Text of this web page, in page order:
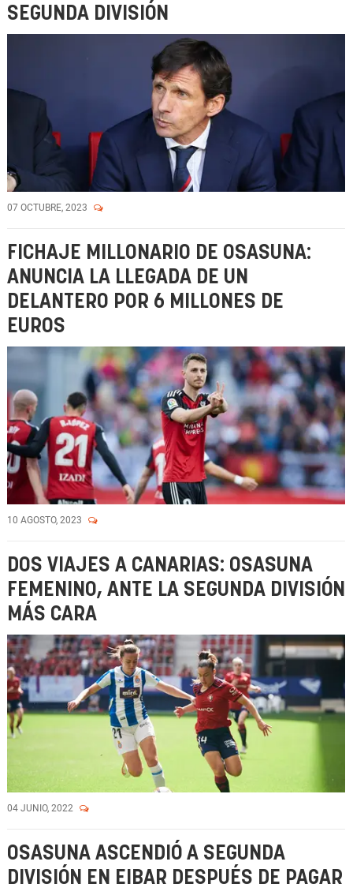
SEGUNDA DIVISIÓN
07 OCTUBRE, 2023
FICHAJE MILLONARIO DE OSASUNA:
ANUNCIA LA LLEGADA DE UN
DELANTERO POR 6 MILLONES DE
EUROS
10 AGOSTO, 2023
DOS VIAJES A CANARIAS: OSASUNA
FEMENINO, ANTE LA SEGUNDA DIVISIÓN
MÁS CARA
04 JUNIO, 2022
OSASUNA ASCENDIÓ A SEGUNDA
DIVISIÓN EN EIBAR DESPUÉS DE PAGAR